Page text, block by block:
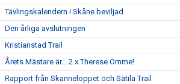
Tävlingskalendern i Skåne beviljad
Den årliga avslutningen
Kristianstad Trail
Årets Mästare är… 2 x Therese Omme!
Rapport från Skanneloppet och Sätila Trail